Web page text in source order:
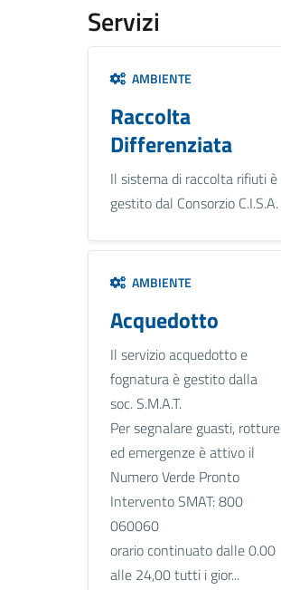
Servizi
AMBIENTE
Raccolta
Differenziata
Il sistema di raccolta rifiuti è
gestito dal Consorzio C.I.S.A.
AMBIENTE
Acquedotto
Il servizio acquedotto e
fognatura è gestito dalla
soc. S.M.A.T.
Per segnalare guasti, rotture
ed emergenze è attivo il
Numero Verde Pronto
Intervento SMAT: 800
060060
orario continuato dalle 0.00
alle 24,00 tutti i gior...